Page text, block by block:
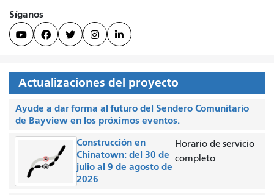
Síganos
    
Actualizaciones del proyecto
Ayude a dar forma al futuro del Sendero Comunitario
de Bayview en los próximos eventos.
Construcción en
Chinatown: del 30 de
julio al 9 de agosto de
2026
Horario de servicio
completo